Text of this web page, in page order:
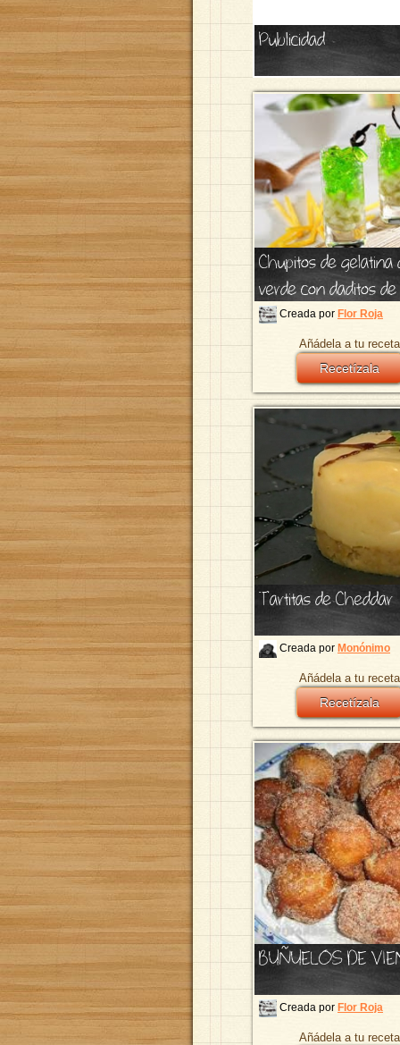
Publicidad
Chupitos de
verde con daditos
Creada por Flor Roja
Añádela a tu
Recetízala
Tartitas de Cheddar
Creada por Monónimo
Añádela a tu
Recetízala
BUÑUELOS DE
Creada por Flor Roja
Añádela a tu